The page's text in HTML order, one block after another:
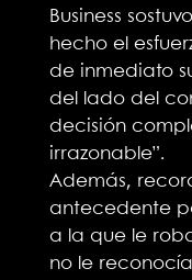
Business
hecho el
de inmediato
del lado del
decisión
irrazonable”.
Además,
antecedente
a la que le
no le